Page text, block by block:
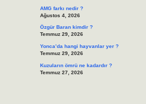
AMG farkı nedir ?
Ağustos 4, 2026
Özgür Baran kimdir ?
Temmuz 29, 2026
Yonca’da hangi hayvanlar yer ?
Temmuz 29, 2026
Kuzuların ömrü ne kadardır ?
Temmuz 27, 2026